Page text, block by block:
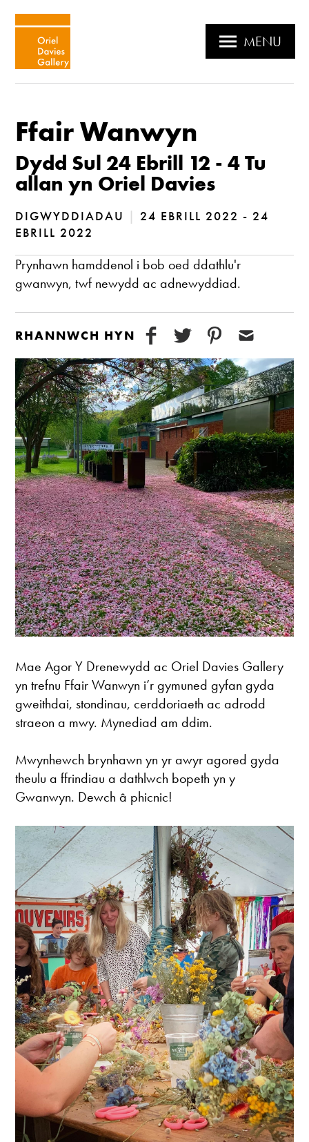
MENU
Ffair Wanwyn
Dydd Sul 24 Ebrill 12 - 4 Tu
allan yn Oriel Davies
DIGWYDDIADAU | 24 EBRILL 2022 - 24
EBRILL 2022
Prynhawn hamddenol i bob oed ddathlu'r
gwanwyn, twf newydd ac adnewyddiad.
RHANNWCH HYN
Mae Agor Y Drenewydd ac Oriel Davies Gallery
yn trefnu Ffair Wanwyn i’r gymuned gyfan gyda
gweithdai, stondinau, cerddoriaeth ac adrodd
straeon a mwy. Mynediad am ddim.
Mwynhewch brynhawn yn yr awyr agored gyda
theulu a ffrindiau a dathlwch bopeth yn y
Gwanwyn. Dewch â phicnic!